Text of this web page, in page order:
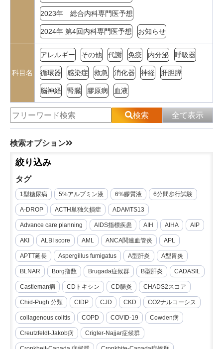
2023年 総合内科専門医予想
2024年 第4回内科専門医予想 お知らせ
科目名
アレルギー その他 代謝 免疫 内分泌 呼吸器
循環器 感染症 救急 消化器 神経 肝胆膵
脳神経 腎臓 膠原病 血液
検索 全て表示
検索オプション
絞り込み
タグ
1型糖尿病 5%アルブミン液 6%膠質液 6分間歩行試験
A-DROP ACTH単独欠損症 ADAMTS13
Advance care planning AIDS指標疾患 AIH AIHA AIP
AKI ALBI score AML ANCA関連血管炎 APL
APTT延長 Aspergillus fumigatus A型肝炎 A型胃炎
BLNAR Borg指数 Brugada症候群 B型肝炎 CADASIL
Castleman病 CDトキシン CD腸炎 CHADS2スコア
Chid-Pugh 分類 CIDP CJD CKD CO2ナルコーシス
collagenous colitis COPD COVID-19 Cowden病
Creutzfeldt-Jakob病 Crigler-Najjar症候群